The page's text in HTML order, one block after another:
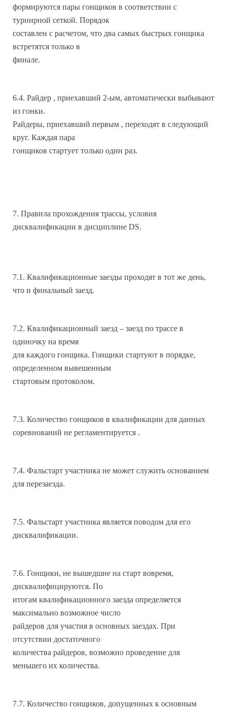
формируются пары гонщиков в соответствии с
турнирной сеткой. Порядок
составлен с расчетом, что два самых быстрых гонщика
встретятся только в
финале.
6.4. Райдер , приехавший 2-ым, автоматически выбывают
из гонки.
Райдеры, приехавший первым , переходят в следующий
круг. Каждая пара
гонщиков стартует только один раз.
7. Правила прохождения трассы, условия
дисквалификации в дисциплине DS.
7.1. Квалификационные заезды проходят в тот же день,
что и финальный заезд.
7.2. Квалификационный заезд – заезд по трассе в
одиночку на время
для каждого гонщика. Гонщики стартуют в порядке,
определенном вывешенным
стартовым протоколом.
7.3. Количество гонщиков в квалификации для данных
соревнований не регламентируется .
7.4. Фальстарт участника не может служить основанием
для перезаезда.
7.5. Фальстарт участника является поводом для его
дисквалификации.
7.6. Гонщики, не вышедшие на старт вовремя,
дисквалифицируются. По
итогам квалификационного заезда определяется
максимально возможное число
райдеров для участия в основных заездах. При
отсутствии достаточного
количества райдеров, возможно проведение для
меньшего их количества.
7.7. Количество гонщиков, допущенных к основным